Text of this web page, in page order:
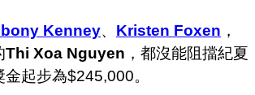
Kenney、 Kristen Foxen ，
Thi Xoa Nguyen ，都沒能阻擋紀夏
起步為$245,000。